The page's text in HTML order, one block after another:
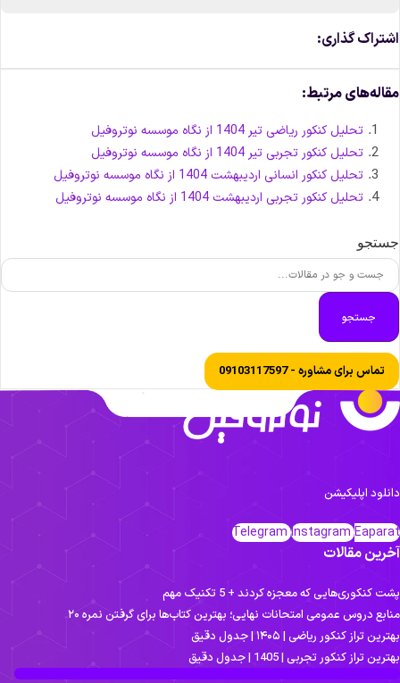
گذاری:
مرتبط:
تحلیل کنکور ریاضی تیر 1404 از نگاه موسسه نوتروفیل
تحلیل کنکور تجربی تیر 1404 از نگاه موسسه نوتروفیل
تحلیل کنکور انسانی اردیبهشت 1404 از نگاه موسسه نوتروفیل
تحلیل کنکور تجربی اردیبهشت 1404 از نگاه موسسه نوتروفیل
جستجو
تماس برای مشاوره - 09103117597
اپلیکیشن
TelegramInstagram
مقالات
کنکوری‌هایی که معجزه کردند + 5 تکنیک مهم
دروس عمومی امتحانات نهایی؛ بهترین کتاب‌ها برای گرفتن نمره ۲۰
تراز کنکور ریاضی | ۱۴۰۵ | جدول دقیق
تراز کنکور تجربی | 1405 | جدول دقیق